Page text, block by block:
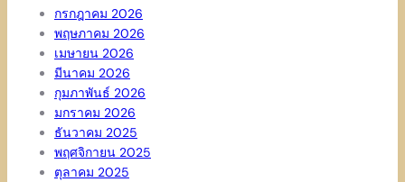
กรกฎาคม 2026
พฤษภาคม 2026
เมษายน 2026
มีนาคม 2026
กุมภาพันธ์ 2026
มกราคม 2026
ธันวาคม 2025
พฤศจิกายน 2025
ตุลาคม 2025